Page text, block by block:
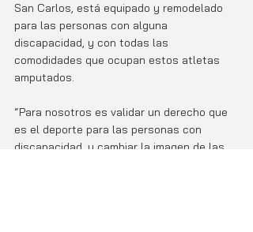
San Carlos, está equipado y remodelado
para las personas con alguna
discapacidad, y con todas las
comodidades que ocupan estos atletas
amputados.
“Para nosotros es validar un derecho que
es el deporte para las personas con
discapacidad, y cambiar la imagen de las